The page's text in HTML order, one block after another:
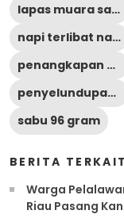
lapas muara sabak
napi terlibat narkoba
penangkapan narkoba Jambi
penyelundupan narkoba lapas
sabu 96 gram
BERITA TERKAIT
Warga
Riau Pasang